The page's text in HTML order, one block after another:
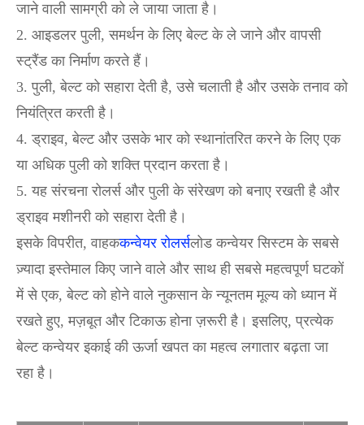
जाने वाली सामग्री को ले जाया जाता है।
2. आइडलर पुली, समर्थन के लिए बेल्ट के ले जाने और वापसी
स्ट्रैंड का निर्माण करते हैं।
3. पुली, बेल्ट को सहारा देती है, उसे चलाती है और उसके तनाव को
नियंत्रित करती है।
4. ड्राइव, बेल्ट और उसके भार को स्थानांतरित करने के लिए एक
या अधिक पुली को शक्ति प्रदान करता है।
5. यह संरचना रोलर्स और पुली के संरेखण को बनाए रखती है और
ड्राइव मशीनरी को सहारा देती है।
इसके विपरीत, वाहककन्वेयर रोलर्सलोड कन्वेयर सिस्टम के सबसे
ज़्यादा इस्तेमाल किए जाने वाले और साथ ही सबसे महत्वपूर्ण घटकों
में से एक, बेल्ट को होने वाले नुकसान के न्यूनतम मूल्य को ध्यान में
रखते हुए, मज़बूत और टिकाऊ होना ज़रूरी है। इसलिए, प्रत्येक
बेल्ट कन्वेयर इकाई की ऊर्जा खपत का महत्व लगातार बढ़ता जा
रहा है।